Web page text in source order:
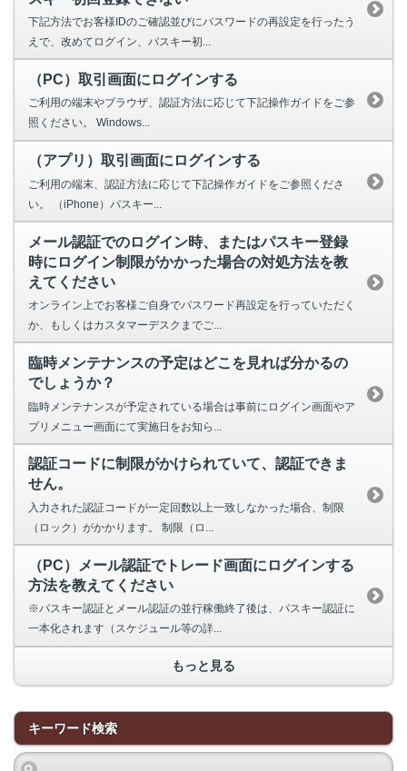
下記方法でお客様IDのご確認並びにパスワードの再設定を行ったう
えで、改めてログイン、パスキー初...
（PC）取引画面にログインする
ご利用の端末やブラウザ、認証方法に応じて下記操作ガイドをご参
照ください。 Windows...
（アプリ）取引画面にログインする
ご利用の端末、認証方法に応じて下記操作ガイドをご参照くださ
い。 （iPhone）パスキー...
メール認証でのログイン時、またはパスキー登録
時にログイン制限がかかった場合の対処方法を教
えてください
オンライン上でお客様ご自身でパスワード再設定を行っていただく
か、もしくはカスタマーデスクまでご...
臨時メンテナンスの予定はどこを見れば分かるの
でしょうか？
臨時メンテナンスが予定されている場合は事前にログイン画面やア
プリメニュー画面にて実施日をお知ら...
認証コードに制限がかけられていて、認証できま
せん。
入力された認証コードが一定回数以上一致しなかった場合、制限
（ロック）がかかります。 制限（ロ...
（PC）メール認証でトレード画面にログインする
方法を教えてください
※パスキー認証とメール認証の並行稼働終了後は、パスキー認証に
一本化されます（スケジュール等の詳...
もっと見る
キーワード検索